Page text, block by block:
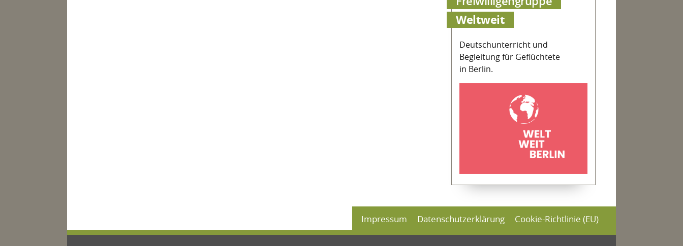
Weltweit
Deutschunterricht und
Begleitung für Geflüchtete
in Berlin.
Impressum Datenschutzerklärung Cookie-Richtlinie (EU)